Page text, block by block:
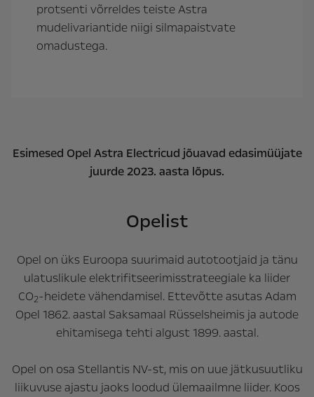
protsenti võrreldes teiste Astra
mudelivariantide niigi silmapaistvate
omadustega.
Esimesed Opel Astra Electricud jõuavad edasimüüjate
juurde 2023. aasta lõpus.
Opelist
Opel on üks Euroopa suurimaid autotootjaid ja tänu
ulatuslikule elektrifitseerimisstrateegiale ka liider
CO2-heidete vähendamisel. Ettevõtte asutas Adam
Opel 1862. aastal Saksamaal Rüsselsheimis ja autode
ehitamisega tehti algust 1899. aastal.
Opel on osa Stellantis NV-st, mis on uue jätkusuutliku
liikuvuse ajastu jaoks loodud ülemaailmne liider. Koos